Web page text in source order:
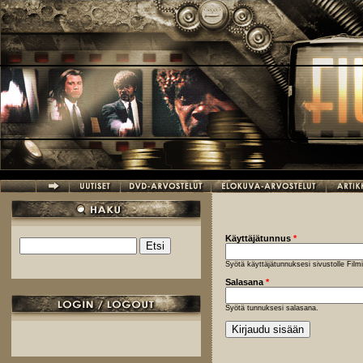
Hyppää pääsisältöön
Hakulomake
Käyttäjätunnus *
Syötä käyttäjätunnuksesi sivustolle
Salasana *
Syötä tunnuksesi salasana.